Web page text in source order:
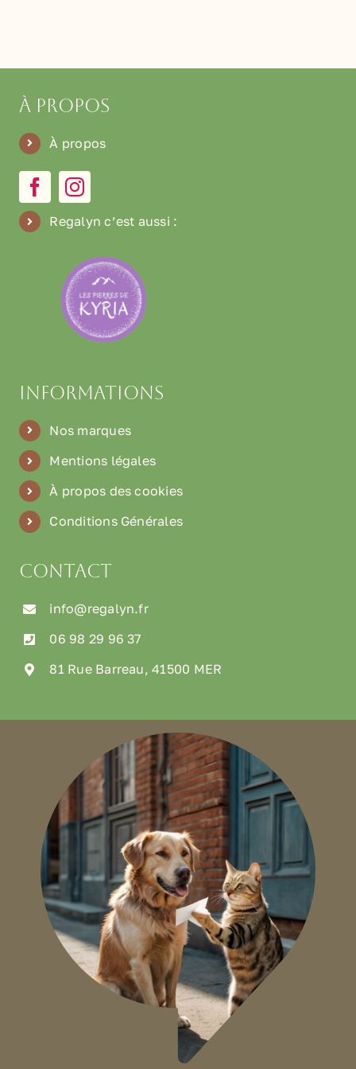
À propos
À propos
Regalyn c’est aussi :
Informations
Nos marques
Mentions légales
À propos des cookies
Conditions Générales
Contact
info@regalyn.fr
06 98 29 96 37
81 Rue Barreau, 41500 MER